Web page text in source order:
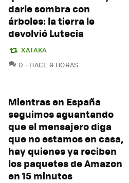
darle sombra con
árboles: la tierra le
devolvió Lutecia
XATAKA
0 COMENTARIOS
HACE 9 HORAS
Mientras en España
seguimos aguantando
que el mensajero diga
que no estamos en casa,
hay quienes ya reciben
los paquetes de Amazon
en 15 minutos